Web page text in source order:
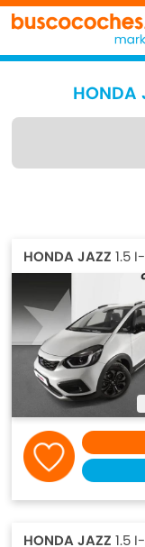
HONDA
HONDA JAZZ 1.5
HONDA JAZZ 1.5